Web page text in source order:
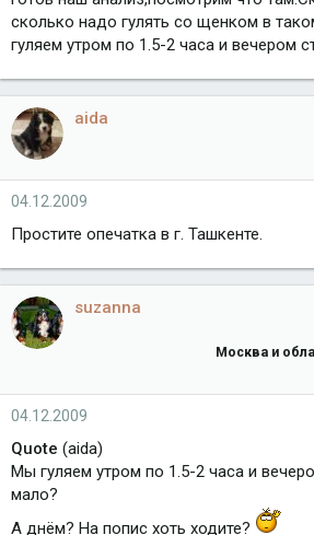
сколько надо гулять со щенком в
гуляем утром по 1.5-2 часа и вечером
aida
04.12.2009
Простите опечатка в г. Ташкенте.
suzanna
Москва и
04.12.2009
Quote (aida)
Мы гуляем утром по 1.5-2 часа и
мало?
А днём? На попис хоть ходите?